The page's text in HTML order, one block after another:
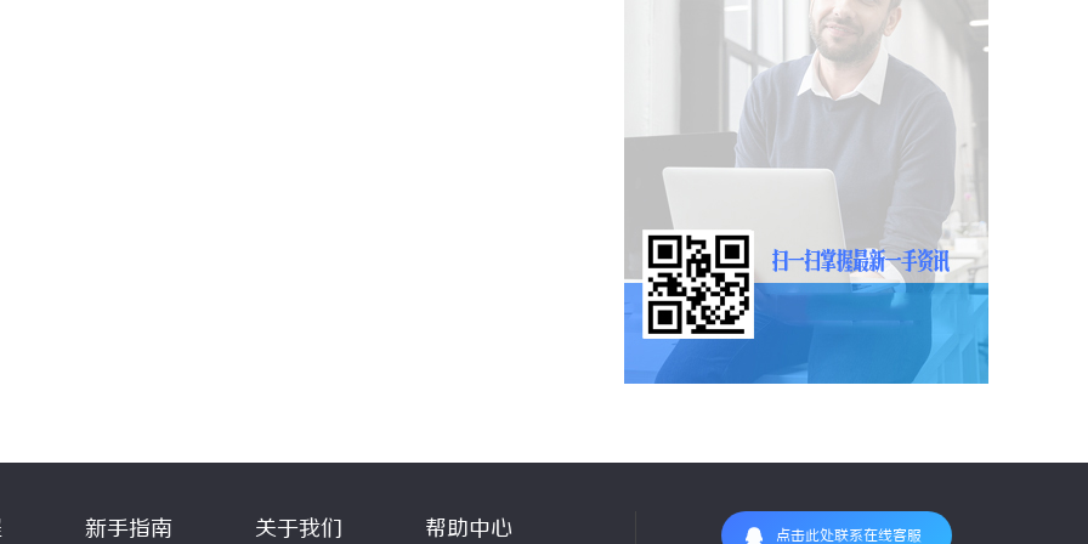
新手指南 关于我们 帮助中心 点击此处联系在线客服